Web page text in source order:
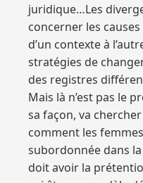
juridique…Les
concerner les
d’un contexte à
stratégies de
des registres
Mais là n’est pas le
sa façon, va
comment les
subordonnée dans
doit avoir la